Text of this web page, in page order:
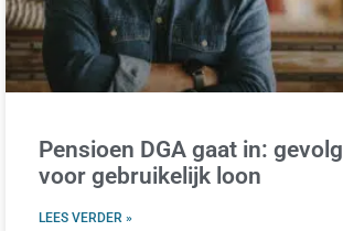
Pensioen DGA gaat in: gevolg
voor gebruikelijk loon
LEES VERDER »